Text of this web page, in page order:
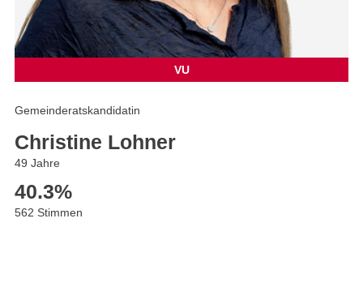
VU
Gemeinderatskandidatin
Christine Lohner
49 Jahre
40.3%
562 Stimmen